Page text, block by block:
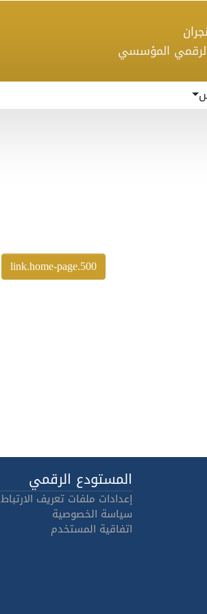
المؤسسي
500.link.home-page
المستودع الرقمي
إعدادات ملفات تعريف الارتباط
سياسة الخصوصية
اتفاقية المستخدم